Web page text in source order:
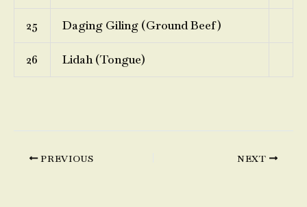
25 Daging Giling (Ground Beef)
26 Lidah (Tongue)
PREVIOUS NEXT